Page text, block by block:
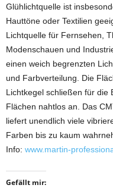
Glühlichtquelle ist
Hauttöne oder Textilien
Lichtquelle für Fernsehen,
Modenschauen und
einen weich begrenzten
und Farbverteilung. Die
Lichtkegel schließen für die
Flächen nahtlos an. Das
liefert unendlich viele
Farben bis zu kaum
Info: www.martin-
Gefällt mir: